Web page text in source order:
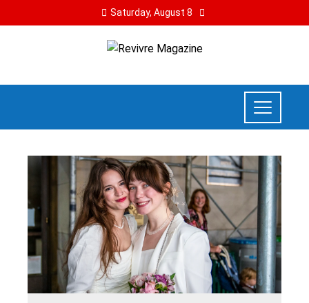
Saturday, August 8